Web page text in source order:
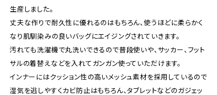
生産しました。
丈夫な作りで耐久性に優れるのはもちろん、使うほどに柔らかく
なり肌馴染みの良いバッグにエイジングされていきます。
汚れても洗濯機で丸洗いできるので普段使いや、サッカー、フット
サルの着替えなどを入れてガンガン使っていただけます。
インナーにはクッション性の高いメッシュ素材を採用しているので
湿気を逃しやすくカビ防止はもちろん、タブレットなどのガジェッ